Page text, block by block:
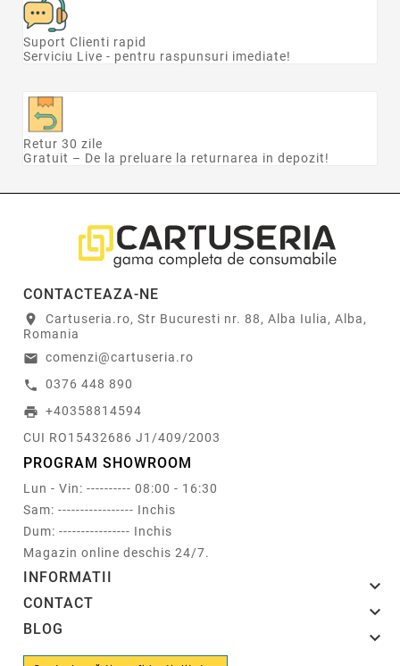
Suport Clienti rapid
Serviciu Live - pentru raspunsuri imediate!
Retur 30 zile
Gratuit – De la preluare la returnarea in depozit!
CONTACTEAZA-NE
location_on
Cartuseria.ro, Str Bucuresti nr. 88, Alba Iulia, Alba,
Romania
email comenzi@cartuseria.ro
call 0376 448 890
print +40358814594
CUI RO15432686 J1/409/2003
PROGRAM SHOWROOM
Lun - Vin: ---------- 08:00 - 16:30
Sam: ----------------- Inchis
Dum: ---------------- Inchis
Magazin online deschis 24/7.
INFORMATII 
CONTACT 
BLOG 